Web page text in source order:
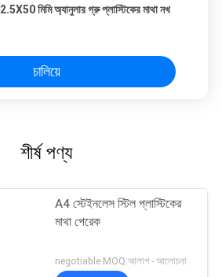
2.5X50 মিমি অ্যানুলার গ্রু প্লাস্টিকের মাথা নখ
চালিয়ে
শীর্ষ পণ্য
A4 স্টেইনলেস স্টিল প্লাস্টিকের
মাথা পেরেক
negotiable MOQ:আলাপ - আলোচনা